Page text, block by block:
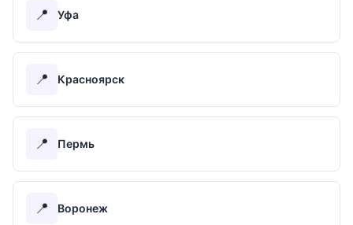
📍 Уфа
📍 Красноярск
📍 Пермь
📍 Воронеж